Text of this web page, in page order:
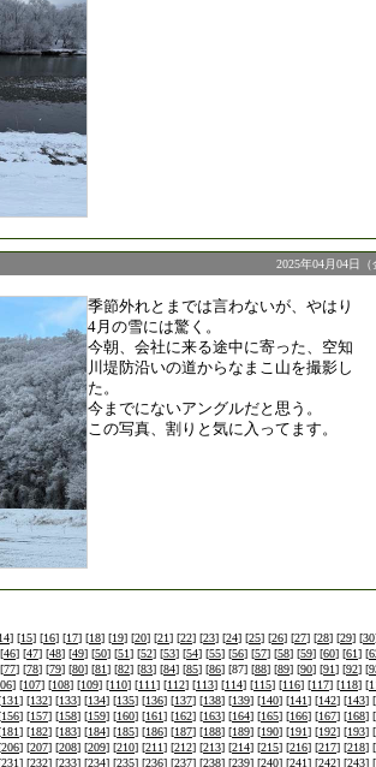
2025年04月04日（
季節外れとまでは言わないが、やはり
4月の雪には驚く。
今朝、会社に来る途中に寄った、空知
川堤防沿いの道からなまこ山を撮影し
た。
今までにないアングルだと思う。
この写真、割りと気に入ってます。
14] [15] [16] [17] [18] [19] [20] [21] [22] [23] [24] [25] [26] [27] [28] [29] [30
46] [47] [48] [49] [50] [51] [52] [53] [54] [55] [56] [57] [58] [59] [60] [61] [
77] [78] [79] [80] [81] [82] [83] [84] [85] [86] [87] [88] [89] [90] [91] [92] [
] [107] [108] [109] [110] [111] [112] [113] [114] [115] [116] [117] [118] [
131] [132] [133] [134] [135] [136] [137] [138] [139] [140] [141] [142] [143] [
156] [157] [158] [159] [160] [161] [162] [163] [164] [165] [166] [167] [168] [
181] [182] [183] [184] [185] [186] [187] [188] [189] [190] [191] [192] [193] [
206] [207] [208] [209] [210] [211] [212] [213] [214] [215] [216] [217] [218] [
231] [232] [233] [234] [235] [236] [237] [238] [239] [240] [241] [242] [243] [